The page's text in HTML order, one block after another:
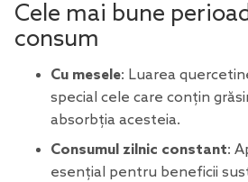
Cele mai bune
consum
Cu mesele: Luarea
special cele care conțin
absorbția acesteia.
Consumul zilnic constant:
esențial pentru beneficii